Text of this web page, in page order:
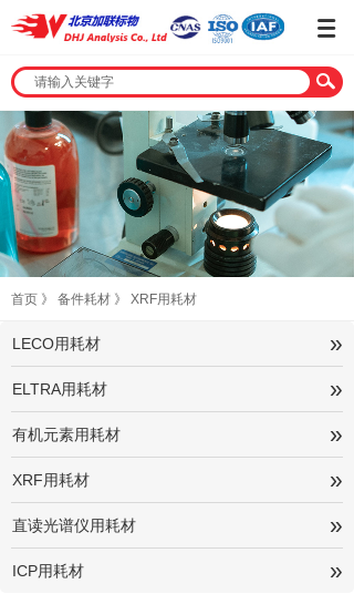
首页 》 备件耗材 》 XRF用耗材
LECO用耗材 »
ELTRA用耗材 »
有机元素用耗材 »
XRF用耗材 »
直读光谱仪用耗材 »
ICP用耗材 »